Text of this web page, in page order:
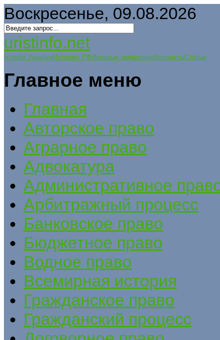
Воскресенье, 09.08.2026
uristinfo.net
Історія УкраїниИстория РФИсковые заявленияКонтактыСтатьи
Главное меню
Главная
Авторское право
Аграрное право
Адвокатура
Административное
Арбитражный процесс
Банковское право
Бюджетное право
Водное право
Всемирная история
Гражданское право
Гражданский процесс